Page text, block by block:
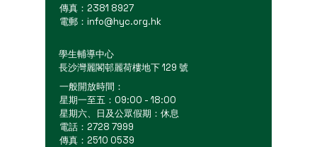
傳真：2381 8927
電郵： info@hyc.org.hk
學生輔導中心
長沙灣麗閣邨麗荷樓地下 129 號
一般開放時間：
星期一至五：09:00 - 18:00
星期六、日及公眾假期：休息
電話：2728 7999
傳真：2510 0539